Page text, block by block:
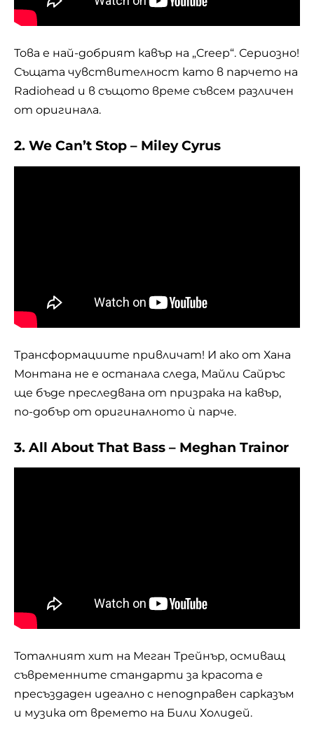
Това е най-добрият кавър на „Creep“. Сериозно!
Същата чувствителност като в парчето на
Radiohead и в същото време съвсем различен
от оригинала.
2. We Can’t Stop – Miley Cyrus
Трансформациите привличат! И ако от Хана
Монтана не е останала следа, Майли Сайръс
ще бъде преследвана от призрака на кавър,
по-добър от оригиналното ѝ парче.
3. All About That Bass – Meghan Trainor
Тоталният хит на Меган Трейнър, осмиващ
съвременните стандарти за красота е
пресъздаден идеално с неподправен сарказъм
и музика от времето на Били Холидей.